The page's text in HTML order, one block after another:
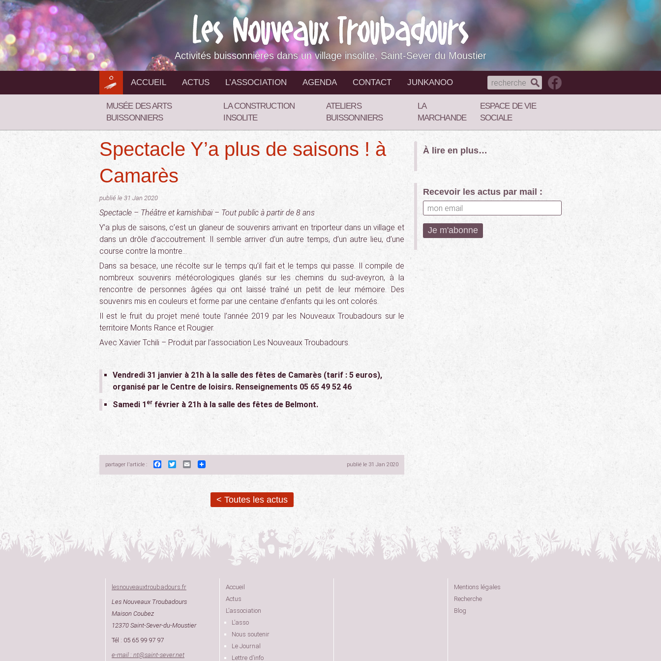
Aller
au
contenu
Activités buissonnières dans un village insolite, Saint-Sever du Moustier
ACCUEIL ACTUS L’ASSOCIATION AGENDA CONTACT JUNKANOO
MUSÉE DES ARTS
BUISSONNIERS
LA CONSTRUCTION
INSOLITE
ATELIERS
BUISSONNIERS
LA
MARCHANDE
ESPACE DE VIE
SOCIALE
Spectacle Y’a plus de saisons ! à
Camarès
publié le 31 Jan 2020
Spectacle – Théâtre et kamishibaï – Tout public à partir de 8 ans
Y’a plus de saisons, c’est un glaneur de souvenirs arrivant en triporteur dans un village et
dans un drôle d’accoutrement. Il semble arriver d’un autre temps, d’un autre lieu, d’une
course contre la montre…
Dans sa besace, une récolte sur le temps qu’il fait et le temps qui passe. Il compile de
nombreux souvenirs météorologiques glanés sur les chemins du sud-aveyron, à la
rencontre de personnes âgées qui ont laissé traîné un petit de leur mémoire. Des
souvenirs mis en couleurs et forme par une centaine d’enfants qui les ont colorés.
Il est le fruit du projet mené toute l’année 2019 par les Nouveaux Troubadours sur le
territoire Monts Rance et Rougier.
Avec Xavier Tchili – Produit par l’association Les Nouveaux Troubadours.
Vendredi 31 janvier à 21h à la salle des fêtes de Camarès (tarif : 5 euros),
organisé par le Centre de loisirs. Renseignements 05 65 49 52 46
Samedi 1 er février à 21h à la salle des fêtes de Belmont.
partager l'article : Facebook
TwitterEmail publié le 31 Jan 2020
< Toutes les actus
À lire en plus…
Recevoir les actus par mail :
lesnouveauxtroubadours.fr
Les Nouveaux Troubadours
Maison Coubez
12370 Saint-Sever-du-Moustier
Tél : 05 65 99 97 97
e-mail : nt@saint-sever.net
Accueil
Actus
L’association
L’asso
Nous soutenir
Le Journal
Lettre d’info
Mentions légales
Recherche
Blog